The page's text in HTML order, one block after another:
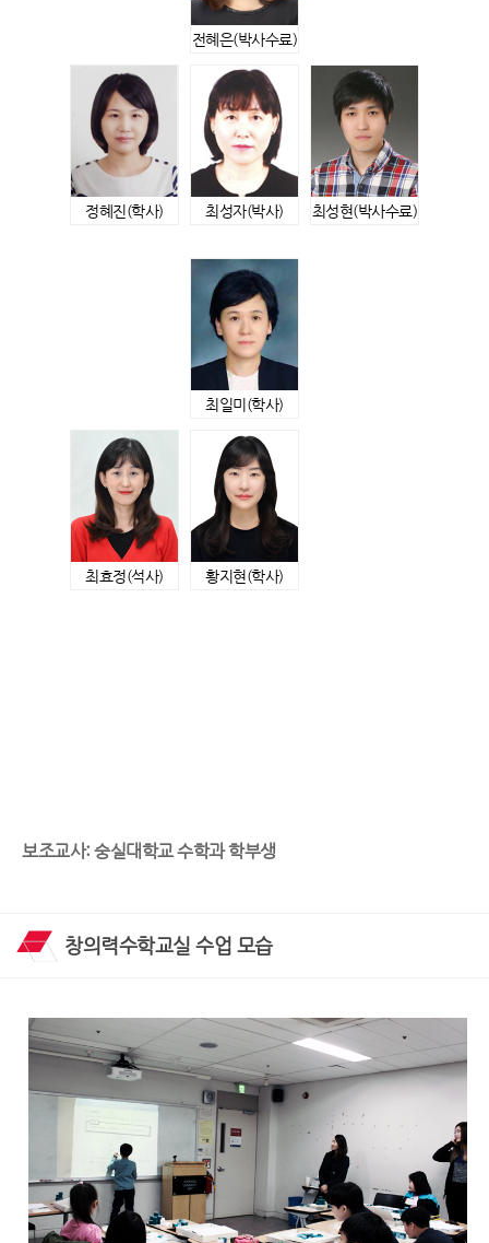
전혜은(박사수료)
정혜진(학사) 최성자(박사) 최성현(박사수료)
최일미(학사)
최효정(석사) 황지현(학사)
보조교사: 숭실대학교 수학과 학부생
창의력수학교실 수업 모습